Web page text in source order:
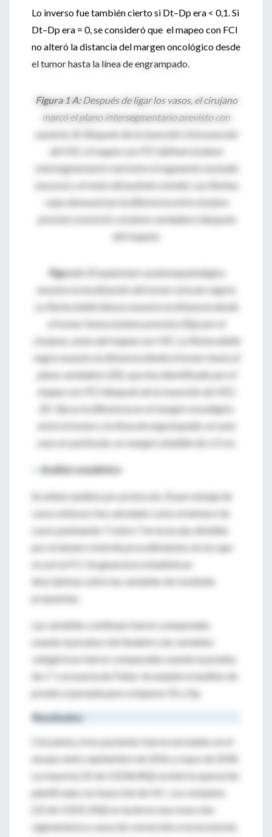
Lo inverso fue también cierto si Dt–Dp era < 0,1. Si
Dt–Dp era = 0, se consideró que el mapeo con FCI
no alteró la distancia del margen oncológico desde
el tumor hasta la línea de engrampado.
Figura 1 A:Después de ligar los vasos, el cirujano
marcó el plano intersegmentario previsto con
cauterio. B: Después de la inyección intravascular
del VIC, el mapeo con FCI delineó el plano
intersegmentario real entre el segmento excluido
(oscuro) y el resto del pulmón (verde). Las flechas
rojas demuestran la diferencia entre el plano
previsto (control) y el plano verdadero (después
del mapeo).
Figura2
El espécimen anatomopatológico
muestra la localización del tumor (círculo negro).
La flecha doble blanca muestra la distancia desde
el tumor hasta el plano previsto (Dp) por el
cirujano, antes del mapeo con VIC. La flecha doble
negra muestra la distancia desde el tumor hasta el
plano verdadero (Dt), que fue identificado por el
mapeo con FCI (después de la inyección de VIC).
Dt–Dp es la diferencia en el margen oncológico
entre el tumor y la línea de engrampado; en este
caso en particular, un margen añadido de 1,5 cm.
Análisis estadístico
Se utilizó análisis por protocolo. El porcentaje de
casos exitosos fue calculado como el número de
casos puntuando 7 sobre 7 en la escala, dividido
por el número total de procedimientos en los que
se usó la FCI. Se generaron estadísticas
descriptivas sobre las variables de resultado
propuestas.
Las variables continuas fueron comparadas
usando la prueba
de Student y las variables
categóricas fueron comparadas usando la prueba
de c
o la exacta de Fisher. Se empleó el análisis de
prueba pareada para comparar Dt y Dp.
Resultados
Cincuenta y tres pacientes fueron enrolados en el
ensayo entre septiembre de 2016 y mayo de 2018.
La mayoría (31 de 53 [58,4%]) recibió la operación
planificada con inyección de VIC. Los restantes
(22 de 53 [41,5%]) no tuvieron una resección
segmentaria a causa de conversión a toracotomía,